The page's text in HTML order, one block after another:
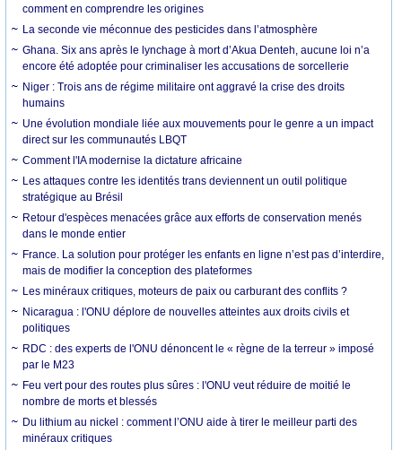
comment en comprendre les origines
La seconde vie méconnue des pesticides dans l’atmosphère
Ghana. Six ans après le lynchage à mort d’Akua Denteh, aucune loi n’a
encore été adoptée pour criminaliser les accusations de sorcellerie
Niger : Trois ans de régime militaire ont aggravé la crise des droits
humains
Une évolution mondiale liée aux mouvements pour le genre a un impact
direct sur les communautés LBQT
Comment l'IA modernise la dictature africaine
Les attaques contre les identités trans deviennent un outil politique
stratégique au Brésil
Retour d'espèces menacées grâce aux efforts de conservation menés
dans le monde entier
France. La solution pour protéger les enfants en ligne n’est pas d’interdire,
mais de modifier la conception des plateformes
Les minéraux critiques, moteurs de paix ou carburant des conflits ?
Nicaragua : l'ONU déplore de nouvelles atteintes aux droits civils et
politiques
RDC : des experts de l'ONU dénoncent le « règne de la terreur » imposé
par le M23
Feu vert pour des routes plus sûres : l'ONU veut réduire de moitié le
nombre de morts et blessés
Du lithium au nickel : comment l’ONU aide à tirer le meilleur parti des
minéraux critiques